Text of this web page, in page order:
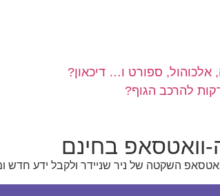
אלכוהול, ספורט ו… דיכאון?
להרכב הגוף?
וואטסאפ בחינם
השקטה של ניר שניידר ולקבל ידע חדש